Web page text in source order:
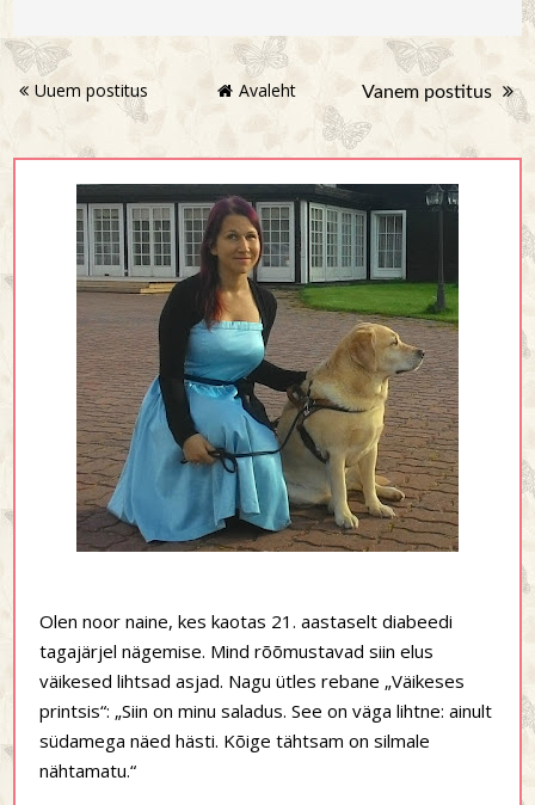
Uuem postitus Vanem postitus
Avaleht
Olen noor naine, kes kaotas 21. aastaselt diabeedi
tagajärjel nägemise. Mind rõõmustavad siin elus
väikesed lihtsad asjad. Nagu ütles rebane „Väikeses
printsis“: „Siin on minu saladus. See on väga lihtne: ainult
südamega näed hästi. Kõige tähtsam on silmale
nähtamatu.“